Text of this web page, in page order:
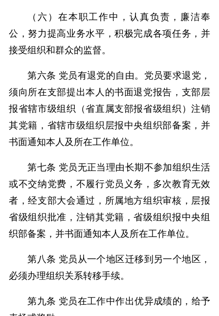
（六）在本职工作中，认真负责，廉洁奉
公，努力提高业务水平，积极完成各项任务，并
接受组织和群众的监督。
第六条 党员有退党的自由。党员要求退党，
须向所在支部提出本人的书面退党报告，支部层
报省辖市级组织（省直属支部报省级组织）注销
其党籍，省辖市级组织层报中央组织部备案，并
书面通知本人及所在工作单位。
第七条 党员无正当理由长期不参加组织生活
或不交纳党费，不履行党员义务，多次教育无效
者，经支部大会通过，所属地方组织审核，层报
省级组织批准，注销其党籍，省级组织报中央组
织部备案，并书面通知本人及所在工作单位。
第八条 党员从一个地区迁移到另一个地区，
必须办理组织关系转移手续。
第九条 党员在工作中作出优异成绩的，给予